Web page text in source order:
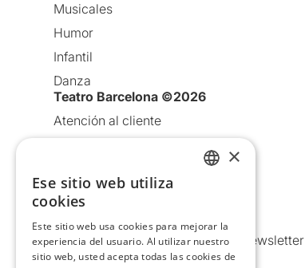
Musicales
Humor
Infantil
Danza
Teatro Barcelona ©2026
Atención al cliente
Política de Cookies
Comunicaciones comerciales y Newsletter
Anuncia’t
×
Ese sitio web utiliza
cookies
Este sitio web usa cookies para mejorar la
experiencia del usuario. Al utilizar nuestro
sitio web, usted acepta todas las cookies de